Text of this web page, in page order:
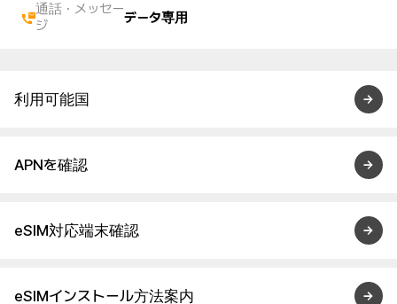
通話・メッセー
ジ
データ専用
利用可能国
APNを確認
eSIM対応端末確認
eSIMインストール方法案内